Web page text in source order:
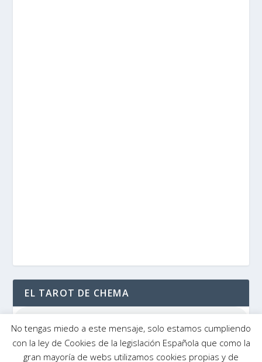
EL TAROT DE CHEMA
No tengas miedo a este mensaje, solo estamos cumpliendo
con la ley de Cookies de la legislación Española que como la
gran mayoría de webs utilizamos cookies propias y de